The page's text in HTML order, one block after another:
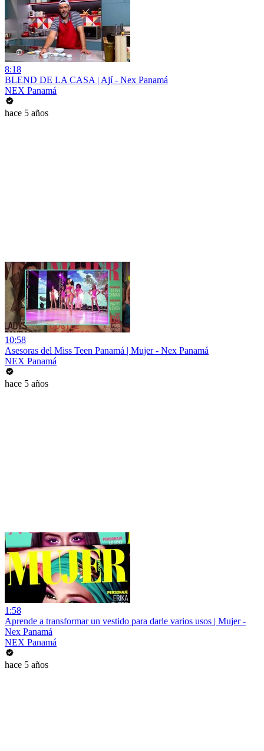
8:18
BLEND DE LA CASA | Ají - Nex Panamá
NEX Panamá
hace 5 años
10:58
Asesoras del Miss Teen Panamá | Mujer - Nex Panamá
NEX Panamá
hace 5 años
1:58
Aprende a transformar un vestido para darle varios usos | Mujer -
Nex Panamá
NEX Panamá
hace 5 años